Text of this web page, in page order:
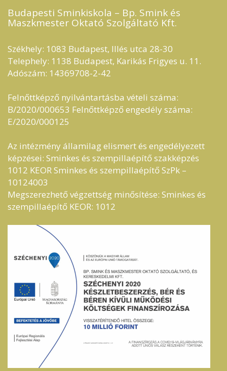
Budapesti Sminkiskola – Bp. Smink és
Maszkmester Oktató Szolgáltató Kft.​
Székhely: 1083 Budapest, Illés utca 28-30
Telephely: 1138 Budapest, Karikás Frigyes u. 11.
Adószám: 14369708-2-42
Felnőttképző nyilvántartásba vételi száma:
B/2020/000653 Felnőttképző engedély száma:
E/2020/000125
Az intézmény államilag elismert és engedélyezett
képzései: Sminkes és szempillaépítő szakképzés
1012 KEOR Sminkes és szempillaépítő SzPk –
10124003
Megszerezhető végzettség minősítése: Sminkes és
szempillaépítő KEOR: 1012